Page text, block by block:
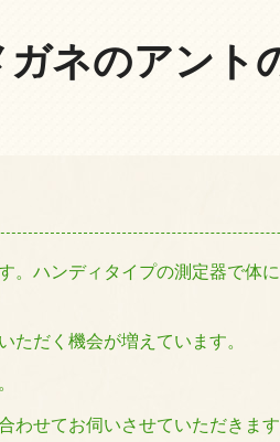
ガネのアント
。ハンディタイプの測定器で体
ただく機会が増えています。
わせてお伺いさせていただきます